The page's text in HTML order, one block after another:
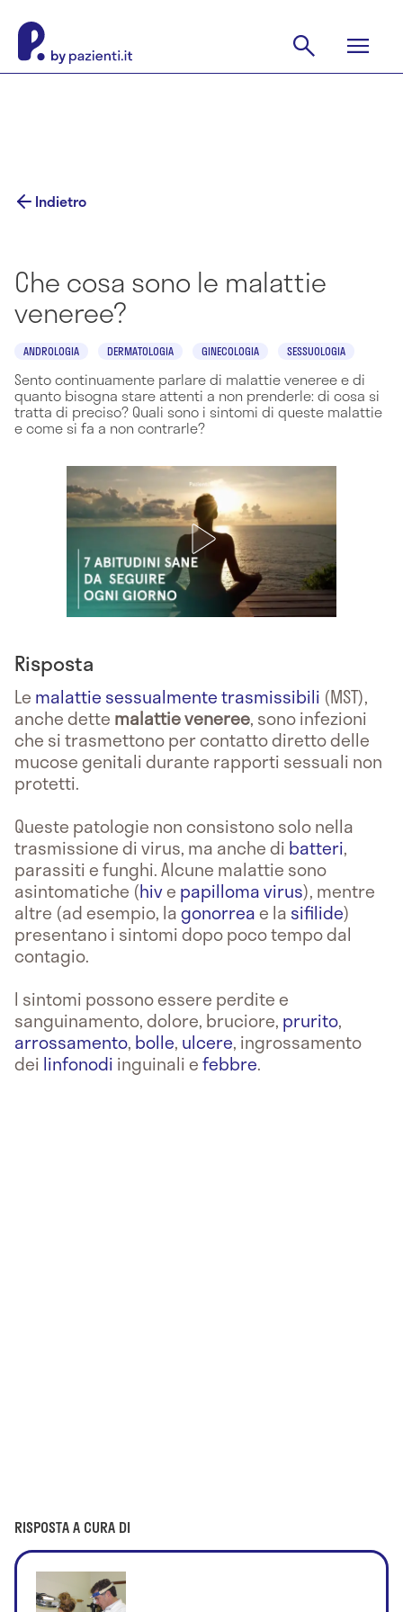
Indietro
Che cosa sono le malattie
veneree?
ANDROLOGIA DERMATOLOGIA GINECOLOGIA SESSUOLOGIA
Sento continuamente parlare di malattie veneree e di
quanto bisogna stare attenti a non prenderle: di cosa si
tratta di preciso? Quali sono i sintomi di queste malattie
e come si fa a non contrarle?
Risposta
Le malattie sessualmente trasmissibili (MST),
anche dette malattie veneree, sono infezioni
che si trasmettono per contatto diretto delle
mucose genitali durante rapporti sessuali non
protetti.
Queste patologie non consistono solo nella
trasmissione di virus, ma anche di batteri,
parassiti e funghi. Alcune malattie sono
asintomatiche (hive papilloma virus), mentre
altre (ad esempio, lagonorreae la sifilide)
presentano i sintomi dopo poco tempo dal
contagio.
I sintomi possono essere perdite e
sanguinamento, dolore, bruciore, prurito,
arrossamento, bolle, ulcere, ingrossamento
dei linfonodi inguinali efebbre.
RISPOSTA A CURA DI